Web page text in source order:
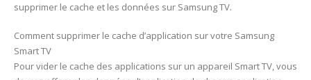
supprimer le cache et les données sur Samsung TV.
Comment supprimer le cache d’application sur votre Samsung
Smart TV
Pour vider le cache des applications sur un appareil Smart TV, vous